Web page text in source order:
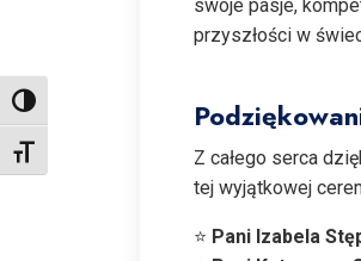
Toggle High Contrast
Toggle Font size
swoje pasje,
przyszłości w
Z całego serca
tej wyjątkowej
⭐ Pani Izabela